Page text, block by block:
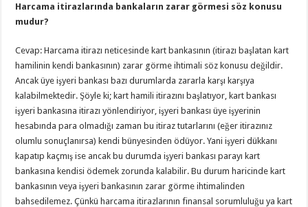
Harcama itirazlarında bankaların zarar görmesi söz konusu
mudur?
Cevap: Harcama itirazı neticesinde kart bankasının (itirazı başlatan kart
hamilinin kendi bankasının) zarar görme ihtimali söz konusu değildir.
Ancak üye işyeri bankası bazı durumlarda zararla karşı karşıya
kalabilmektedir. Şöyle ki; kart hamili itirazını başlatıyor, kart bankası
işyeri bankasına itirazı yönlendiriyor, işyeri bankası üye işyerinin
hesabında para olmadığı zaman bu itiraz tutarlarını (eğer itirazınız
olumlu sonuçlanırsa) kendi bünyesinden ödüyor. Yani işyeri dükkanı
kapatıp kaçmış ise ancak bu durumda işyeri bankası parayı kart
bankasına kendisi ödemek zorunda kalabilir. Bu durum haricinde kart
bankasının veya işyeri bankasının zarar görme ihtimalinden
bahsedilemez. Çünkü harcama itirazlarının finansal sorumluluğu ya kart